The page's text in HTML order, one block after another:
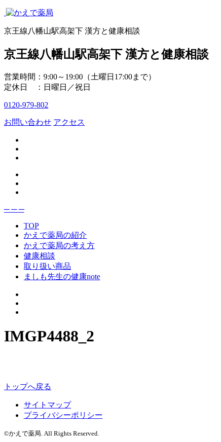
京王線八幡山駅高架下 漢方と健康相談
京王線八幡山駅高架下 漢方と健康相談
営業時間：9:00～19:00（土曜日17:00まで）
定休日 ：日曜日／祝日
0120-979-802
お問い合わせ アクセス
─ ─ ─
TOP
かえで薬局の紹介
かえで薬局の考え方
健康相談
取り扱い商品
ましも先生の健康note
IMGP4488_2
トップへ戻る
サイトマップ
プライバシーポリシー
©かえで薬局. All Rights Reserved.